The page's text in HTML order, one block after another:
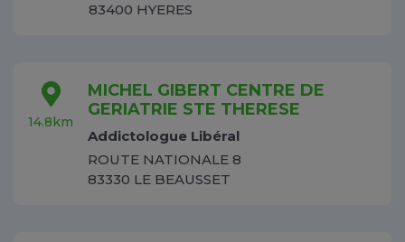
83400 HYERES
14.8km
MICHEL GIBERT CENTRE DE
GERIATRIE STE THERESE
Addictologue Libéral
ROUTE NATIONALE 8
83330 LE BEAUSSET